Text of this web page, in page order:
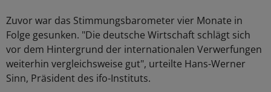
Zuvor war das Stimmungsbarometer vier Monate in
Folge gesunken. "Die deutsche Wirtschaft schlägt sich
vor dem Hintergrund der internationalen Verwerfungen
weiterhin vergleichsweise gut", urteilte Hans-Werner
Sinn, Präsident des ifo-Instituts.